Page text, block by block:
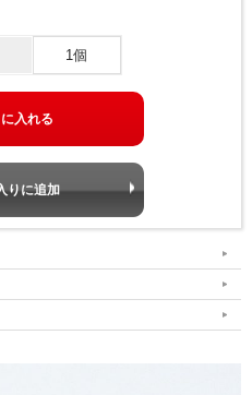
1個